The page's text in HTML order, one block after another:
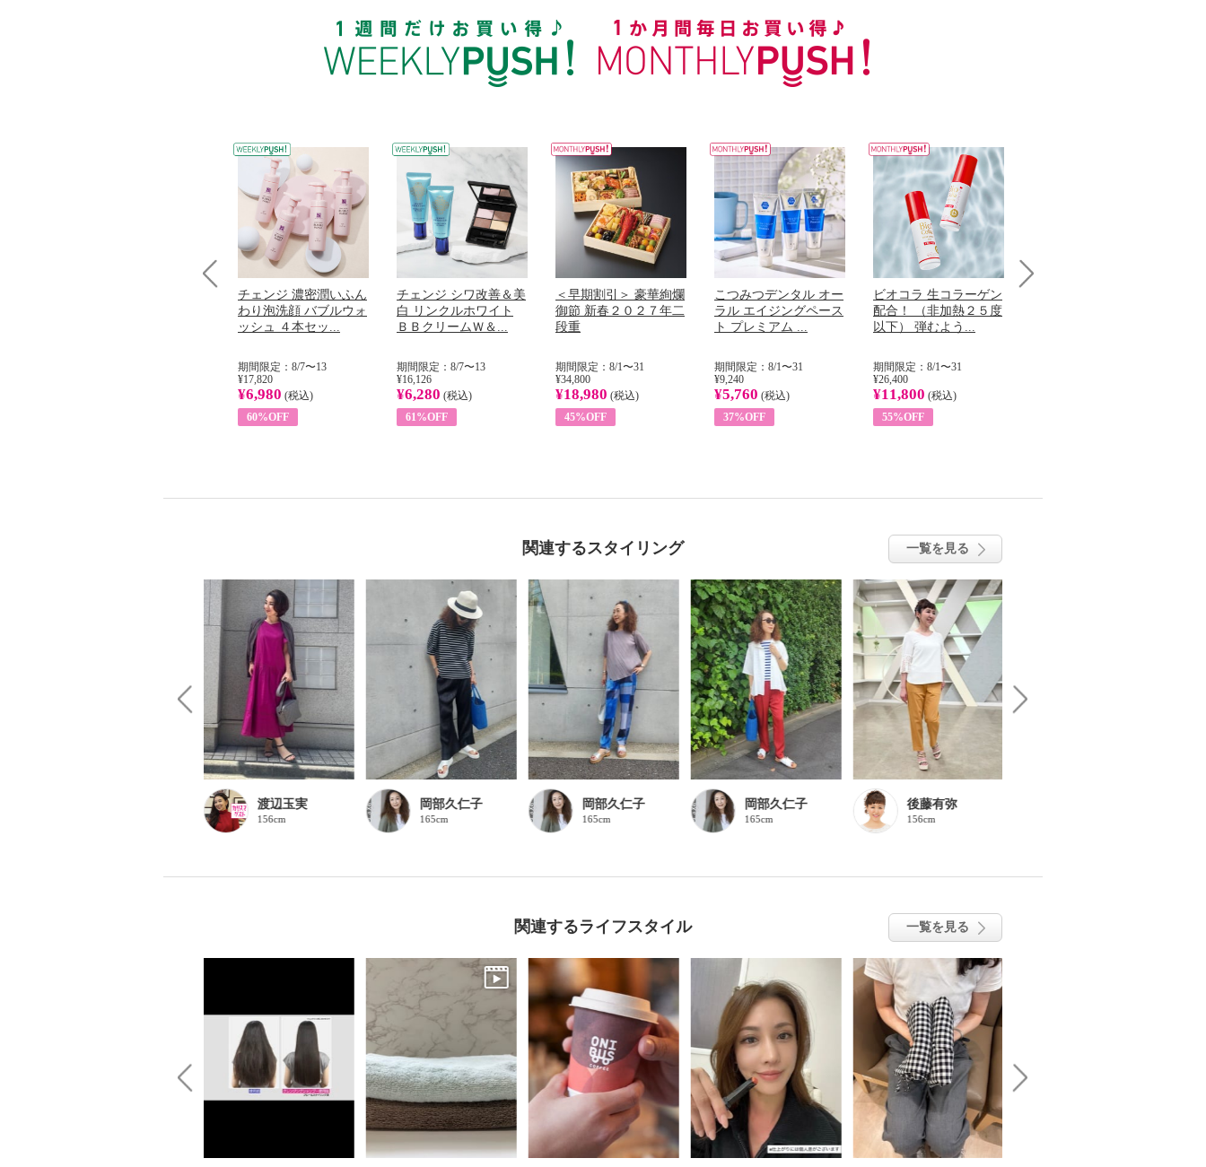
チェンジ 濃密潤いふん
わり泡洗顔 バブルウォ
ッシュ ４本セッ...
期間限定：8/7〜13
¥17,820
¥6,980 (税込)
60%OFF
チェンジ シワ改善＆美
白 リンクルホワイト
ＢＢクリームＷ＆...
期間限定：8/7〜13
¥16,126
¥6,280 (税込)
61%OFF
＜早期割引＞ 豪華絢爛
御節 新春２０２７年二
段重
期間限定：8/1〜31
¥34,800
¥18,980 (税込)
45%OFF
こつみつデンタル オー
ラル エイジングペース
ト プレミアム ...
期間限定：8/1〜31
¥9,240
¥5,760 (税込)
37%OFF
ビオコラ 生コラーゲン
配合！ （非加熱２５度
以下） 弾むよう...
期間限定：8/1〜31
¥26,400
¥11,800 (税込)
55%OFF
関連するスタイリング 一覧を見る
渡辺玉実
156cm
岡部久仁子
165cm
岡部久仁子
165cm
岡部久仁子
165cm
後藤有弥
156cm
関連するライフスタイル 一覧を見る